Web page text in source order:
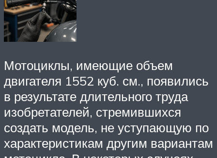
Мотоциклы, имеющие объем
двигателя 1552 куб. см., появились
в результате длительного труда
изобретателей, стремившихся
создать модель, не уступающую по
характеристикам другим вариантам